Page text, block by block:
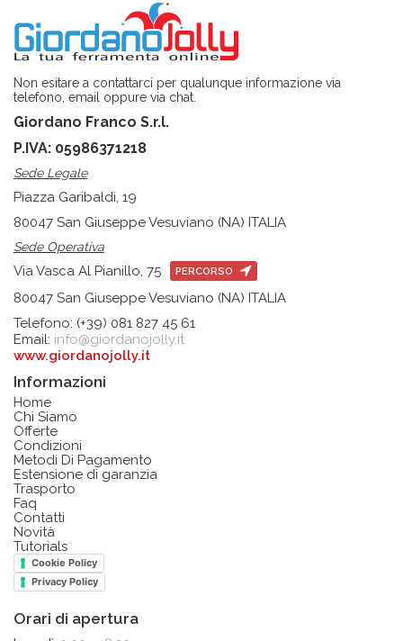
Non esitare a contattarci per qualunque informazione via
telefono, email oppure via chat.
Giordano Franco S.r.l.
P.IVA: 05986371218
Sede Legale
Piazza Garibaldi, 19
80047 San Giuseppe Vesuviano (NA) ITALIA
Sede Operativa
Via Vasca Al Pianillo, 75 PERCORSO
80047 San Giuseppe Vesuviano (NA) ITALIA
Telefono: (+39) 081 827 45 61
Email: info@giordanojolly.it
www.giordanojolly.it
Informazioni
Home
Chi Siamo
Offerte
Condizioni
Metodi Di Pagamento
Estensione di garanzia
Trasporto
Faq
Contatti
Novità
Tutorials
Cookie Policy
Privacy Policy
Orari di apertura